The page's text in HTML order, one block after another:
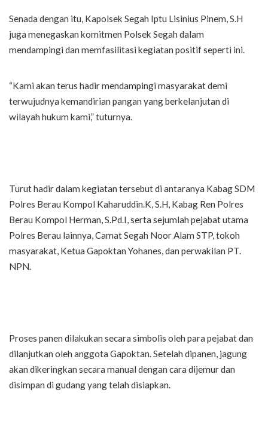
Senada dengan itu, Kapolsek Segah Iptu Lisinius Pinem, S.H
juga menegaskan komitmen Polsek Segah dalam
mendampingi dan memfasilitasi kegiatan positif seperti ini.
“Kami akan terus hadir mendampingi masyarakat demi
terwujudnya kemandirian pangan yang berkelanjutan di
wilayah hukum kami,” tuturnya.
Turut hadir dalam kegiatan tersebut di antaranya Kabag SDM
Polres Berau Kompol Kaharuddin.K, S.H, Kabag Ren Polres
Berau Kompol Herman, S.Pd.I, serta sejumlah pejabat utama
Polres Berau lainnya, Camat Segah Noor Alam STP, tokoh
masyarakat, Ketua Gapoktan Yohanes, dan perwakilan PT.
NPN.
Proses panen dilakukan secara simbolis oleh para pejabat dan
dilanjutkan oleh anggota Gapoktan. Setelah dipanen, jagung
akan dikeringkan secara manual dengan cara dijemur dan
disimpan di gudang yang telah disiapkan.